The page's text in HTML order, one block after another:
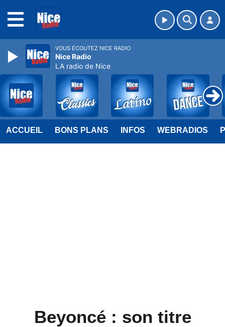
ACCUEIL BONS PLANS INFOS WEBRADIOS
Beyoncé : son titre
VOUS ÉCOUTEZ NICE RADIO
Nice Radio
LA radio de Nice